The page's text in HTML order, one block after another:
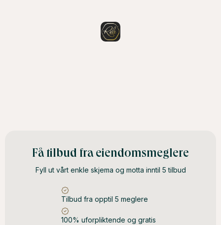
Få tilbud fra eiendomsmeglere
Fyll ut vårt enkle skjema og motta inntil 5 tilbud
Tilbud fra opptil 5 meglere
100% uforpliktende og gratis